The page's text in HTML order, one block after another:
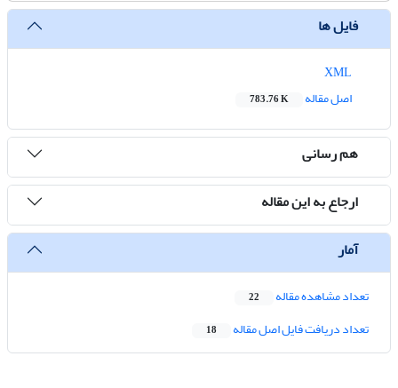
فایل ها
اصل مقاله
783.76 K
هم رسانی
ارجاع به این مقاله
آمار
تعداد مشاهده مقاله 22
تعداد دریافت فایل اصل مقاله 18